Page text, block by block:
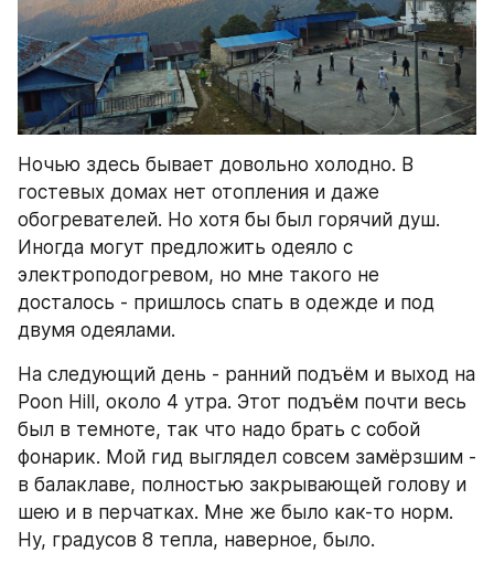
Ночью здесь бывает довольно холодно. В
гостевых домах нет отопления и даже
обогревателей. Но хотя бы был горячий душ.
Иногда могут предложить одеяло с
электроподогревом, но мне такого не
досталось - пришлось спать в одежде и под
двумя одеялами.
На следующий день - ранний подъём и выход на
Poon Hill, около 4 утра. Этот подъём почти весь
был в темноте, так что надо брать с собой
фонарик. Мой гид выглядел совсем замёрзшим -
в балаклаве, полностью закрывающей голову и
шею и в перчатках. Мне же было как-то норм.
Ну, градусов 8 тепла, наверное, было.